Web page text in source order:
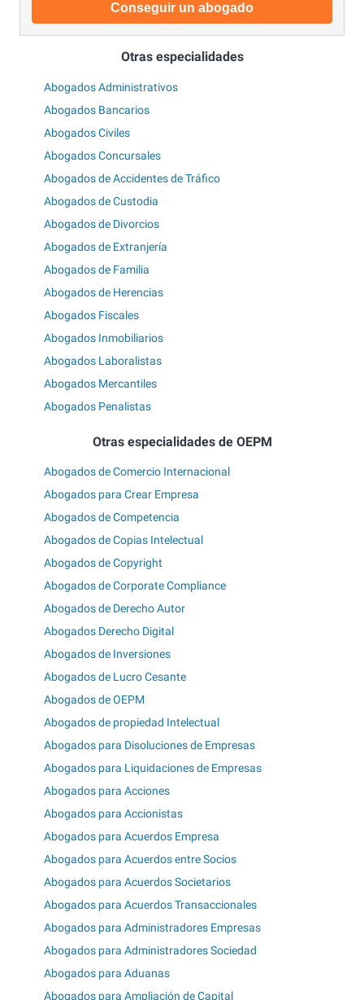
Conseguir un abogado
Otras especialidades
Abogados Administrativos
Abogados Bancarios
Abogados Civiles
Abogados Concursales
Abogados de Accidentes de Tráfico
Abogados de Custodia
Abogados de Divorcios
Abogados de Extranjería
Abogados de Familia
Abogados de Herencias
Abogados Fiscales
Abogados Inmobiliarios
Abogados Laboralistas
Abogados Mercantiles
Abogados Penalistas
Otras especialidades de OEPM
Abogados de Comercio Internacional
Abogados para Crear Empresa
Abogados de Competencia
Abogados de Copias Intelectual
Abogados de Copyright
Abogados de Corporate Compliance
Abogados de Derecho Autor
Abogados Derecho Digital
Abogados de Inversiones
Abogados de Lucro Cesante
Abogados de OEPM
Abogados de propiedad Intelectual
Abogados para Disoluciones de Empresas
Abogados para Liquidaciones de Empresas
Abogados para Acciones
Abogados para Accionistas
Abogados para Acuerdos Empresa
Abogados para Acuerdos entre Socios
Abogados para Acuerdos Societarios
Abogados para Acuerdos Transaccionales
Abogados para Administradores Empresas
Abogados para Administradores Sociedad
Abogados para Aduanas
Abogados para Ampliación de Capital